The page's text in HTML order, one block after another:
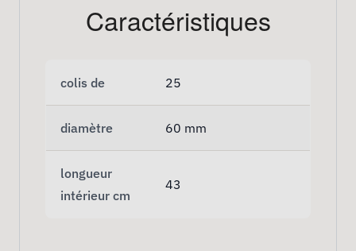
Caractéristiques
colis de 25
diamètre 60 mm
longueur
intérieur cm
43